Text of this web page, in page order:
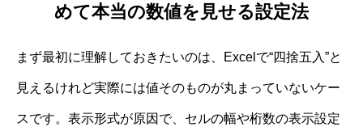
めて本当の数値を見せる設定法
まず最初に理解しておきたいのは、Excelで“四捨五入”と
見えるけれど実際には値そのものが丸まっていないケー
スです。表示形式が原因で、セルの幅や桁数の表示設定